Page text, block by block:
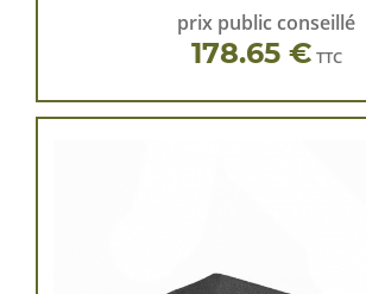
prix public conseillé
178.65 € TTC